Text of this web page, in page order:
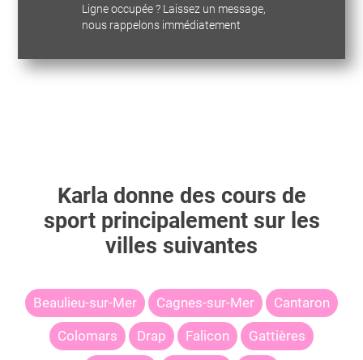
Ligne occupée ? Laissez un message,
nous rappelons immédiatement
Karladonne des cours de
sport principalement sur les
villes suivantes
Beaulieu-sur-Mer Cagnes-sur-Mer Cantaron
Colomars Drap Falicon Gattières